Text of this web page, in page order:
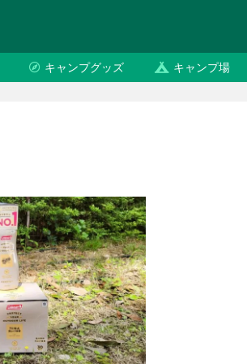
キャンプグッズ キャンプ場